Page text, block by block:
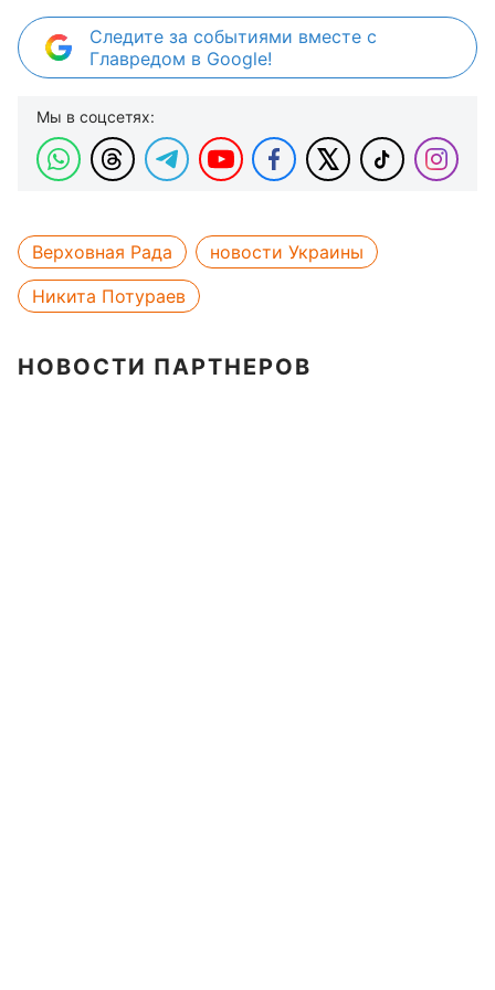
Следите за событиями вместе с
Главредом в Google!
Мы в соцсетях:
Верховная Рада
новости Украины
Никита Потураев
НОВОСТИ ПАРТНЕРОВ